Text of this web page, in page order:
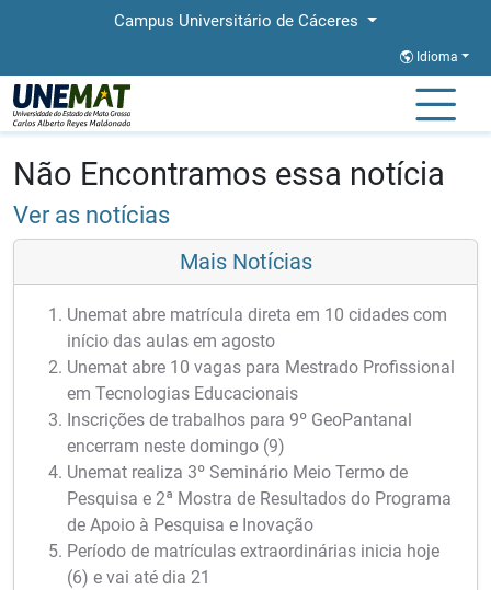
Campus Universitário de Cáceres
Idioma
Página Inicial
Não Encontramos essa notícia
Ver as notícias
Mais Notícias
Unemat abre matrícula direta em 10 cidades com
início das aulas em agosto
Unemat abre 10 vagas para Mestrado Profissional
em Tecnologias Educacionais
Inscrições de trabalhos para 9º GeoPantanal
encerram neste domingo (9)
Unemat realiza 3º Seminário Meio Termo de
Pesquisa e 2ª Mostra de Resultados do Programa
de Apoio à Pesquisa e Inovação
Período de matrículas extraordinárias inicia hoje
(6) e vai até dia 21